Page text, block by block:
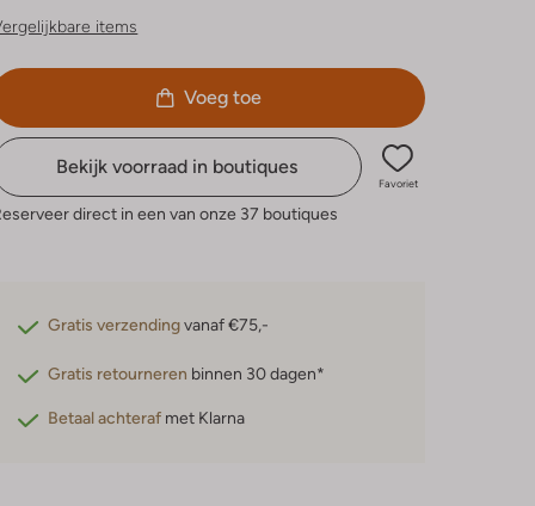
items
Voeg toe
Bekijk voorraad in boutiques
Favoriet
direct in een van onze 37 boutiques
Gratis verzendingvanaf €75,-
Gratis retourneren binnen 30 dagen*
Betaal achteraf met Klarna